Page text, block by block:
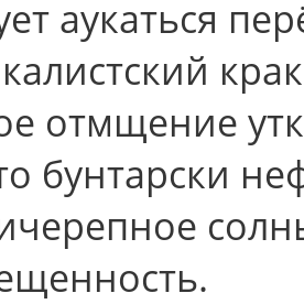
аукаться
отмщение
бунтарски